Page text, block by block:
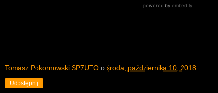
Tomasz Pokornowski SP7UTO o środa, października 10, 2018
Udostępnij